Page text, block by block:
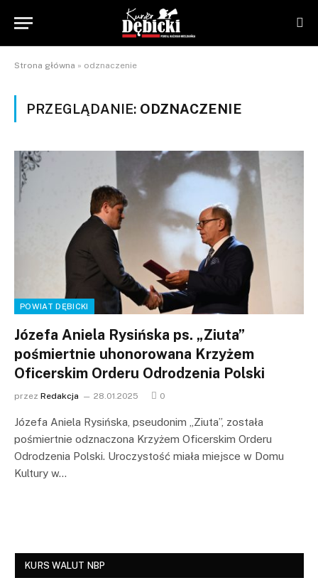
Strona główna » odznaczenie
PRZEGLĄDANIE: ODZNACZENIE
POWIAT DĘBICKI
Józefa Aniela Rysińska ps. „Ziuta”
pośmiertnie uhonorowana Krzyżem
Oficerskim Orderu Odrodzenia Polski
przez Redakcja 28.01.2025 0
Józefa Aniela Rysińska, pseudonim „Ziuta”, została
pośmiertnie odznaczona Krzyżem Oficerskim Orderu
Odrodzenia Polski. Uroczystość miała miejsce w Domu
Kultury w…
KURS WALUT NBP